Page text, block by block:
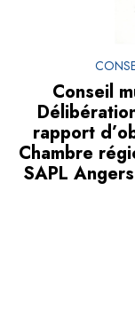
Conseil
rapport
Chambre
SAPL